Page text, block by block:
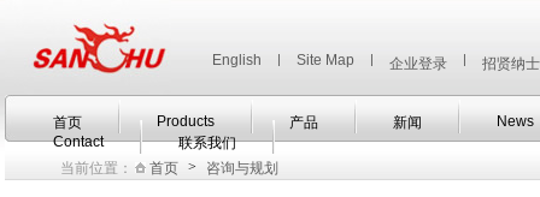
English | Site Map | 企业登录 | 招贤纳士
首页 Products 产品 新闻
News
Contact
联系我们
当前位置：
首页 > 咨询与规划